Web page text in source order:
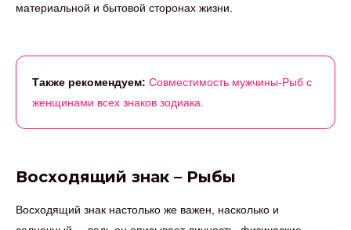
материальной и бытовой сторонах жизни.
Также рекомендуем: Совместимость мужчины-Рыб с
женщинами всех знаков зодиака.
Восходящий знак – Рыбы
Восходящий знак настолько же важен, насколько и